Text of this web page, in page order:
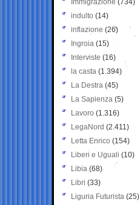
Immigrazione (734)
indulto (14)
inflazione (26)
Ingroia (15)
Interviste (16)
la casta (1.394)
La Destra (45)
La Sapienza (5)
Lavoro (1.316)
LegaNord (2.411)
Letta Enrico (154)
Liberi e Uguali (10)
Libia (68)
Libri (33)
Liguria Futurista (25)